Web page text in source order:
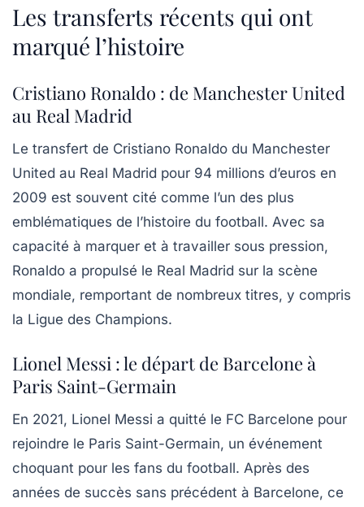
Les transferts récents qui ont
marqué l’histoire
Cristiano Ronaldo : de Manchester United
au Real Madrid
Le transfert de Cristiano Ronaldo du Manchester
United au Real Madrid pour 94 millions d’euros en
2009 est souvent cité comme l’un des plus
emblématiques de l’histoire du football. Avec sa
capacité à marquer et à travailler sous pression,
Ronaldo a propulsé le Real Madrid sur la scène
mondiale, remportant de nombreux titres, y compris
la Ligue des Champions.
Lionel Messi : le départ de Barcelone à
Paris Saint-Germain
En 2021, Lionel Messi a quitté le FC Barcelone pour
rejoindre le Paris Saint-Germain, un événement
choquant pour les fans du football. Après des
années de succès sans précédent à Barcelone, ce